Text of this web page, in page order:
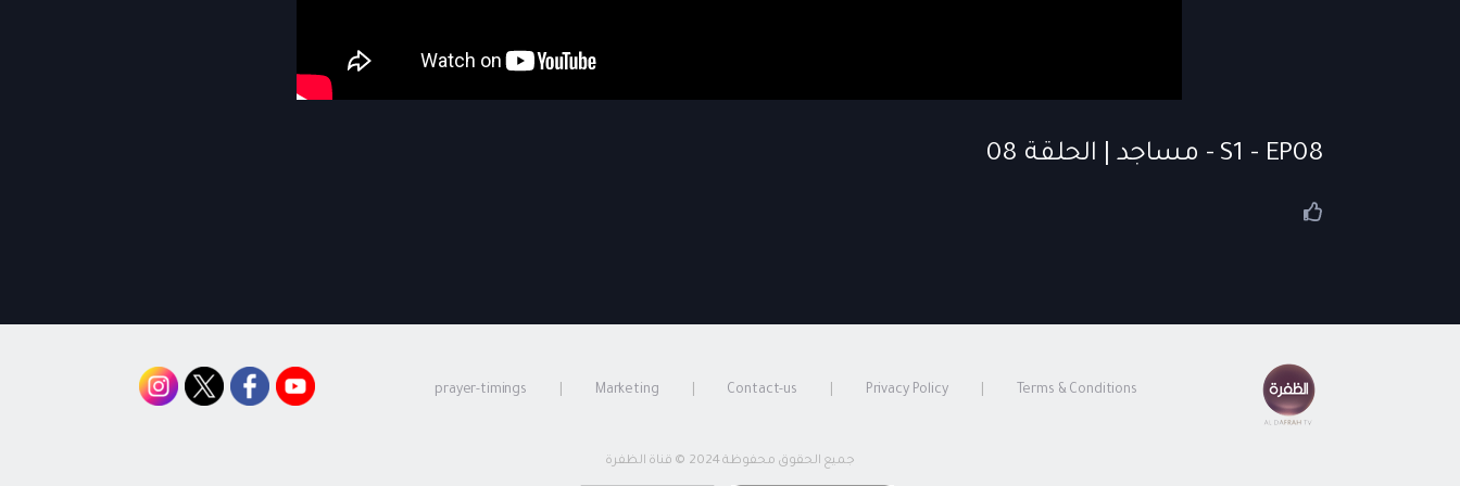
S1 - EP08 - مساجد | الحلقة 08
Terms & Conditions
Privacy Policy
Contact-us
Marketing
prayer-timings
جميع الحقوق محفوظة 2024 © قناة الظفرة